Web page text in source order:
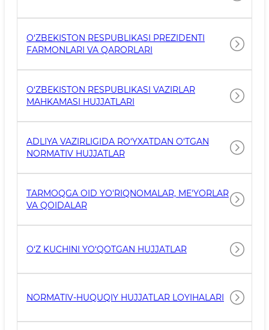
O‘ZBEKISTON RESPUBLIKASI PREZIDENTI
FARMONLARI VA QARORLARI
O‘ZBEKISTON RESPUBLIKASI VAZIRLAR
MAHKAMASI HUJJATLARI
ADLIYA VAZIRLIGIDA RO‘YXATDAN O‘TGAN
NORMATIV HUJJATLAR
TARMOQGA OID YO'RIQNOMALAR, ME'YORLAR
VA QOIDALAR
O‘Z KUCHINI YO‘QOTGAN HUJJATLAR
NORMATIV-HUQUQIY HUJJATLAR LOYIHALARI